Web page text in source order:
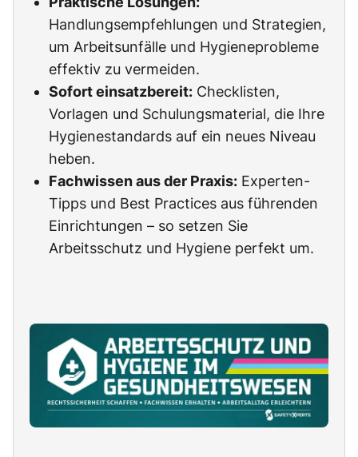
Handlungsempfehlungen und Strategien,
um Arbeitsunfälle und Hygieneprobleme
effektiv zu vermeiden.
Sofort einsatzbereit: Checklisten,
Vorlagen und Schulungsmaterial, die Ihre
Hygienestandards auf ein neues Niveau
heben.
Fachwissen aus der Praxis: Experten-
Tipps und Best Practices aus führenden
Einrichtungen – so setzen Sie
Arbeitsschutz und Hygiene perfekt um.